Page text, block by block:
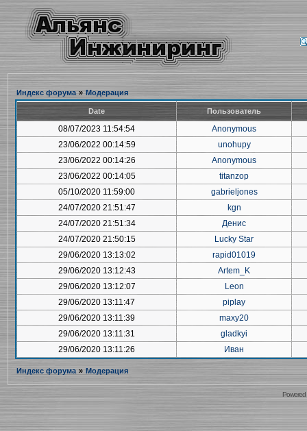
Индекс форума » Модерация
Date Пользователь
08/07/2023 11:54:54
Anonymous
23/06/2022 00:14:59
unohupy
23/06/2022 00:14:26
Anonymous
23/06/2022 00:14:05
titanzop
05/10/2020 11:59:00
gabrieljones
24/07/2020 21:51:47
kgn
24/07/2020 21:51:34
Денис
24/07/2020 21:50:15
Lucky Star
29/06/2020 13:13:02
rapid01019
29/06/2020 13:12:43
Artem_K
29/06/2020 13:12:07
Leon
29/06/2020 13:11:47
piplay
29/06/2020 13:11:39
maxy20
29/06/2020 13:11:31
gladkyi
29/06/2020 13:11:26
Иван
Индекс форума » Модерация